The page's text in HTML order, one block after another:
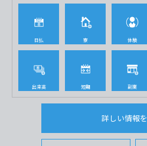
日払 寮 体験
出来高 短期 副業
詳しい情報